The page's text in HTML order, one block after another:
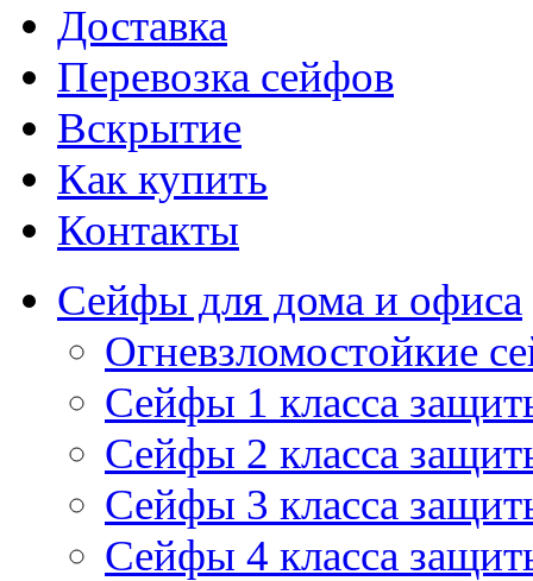
Доставка
Перевозка сейфов
Вскрытие
Как купить
Контакты
Сейфы для дома и офиса
Огневзломостойкие
Сейфы 1 класса
Сейфы 2 класса
Сейфы 3 класса
Сейфы 4 класса